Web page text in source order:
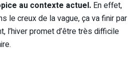
au contexte actuel. En effet,
le creux de la vague, ça va finir par
l’hiver promet d’être très difficile